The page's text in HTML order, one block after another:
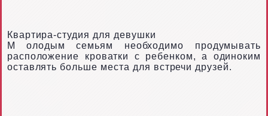
Квартира-студия для девушки
М
олодым семьям необходимо продумывать
расположение кроватки с ребенком, а одиноким
оставлять больше места для встречи друзей.